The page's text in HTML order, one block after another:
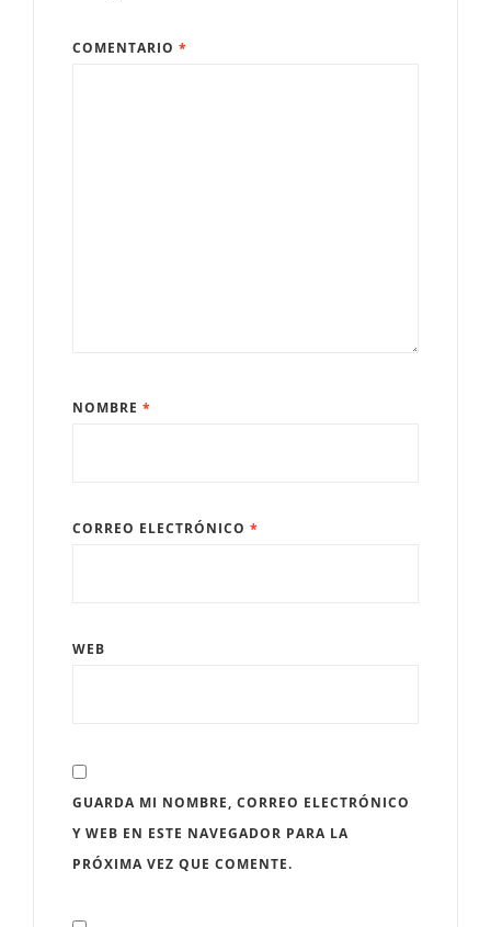
COMENTARIO *
NOMBRE *
CORREO ELECTRÓNICO *
WEB
GUARDA MI NOMBRE, CORREO ELECTRÓNICO
Y WEB EN ESTE NAVEGADOR PARA LA
PRÓXIMA VEZ QUE COMENTE.